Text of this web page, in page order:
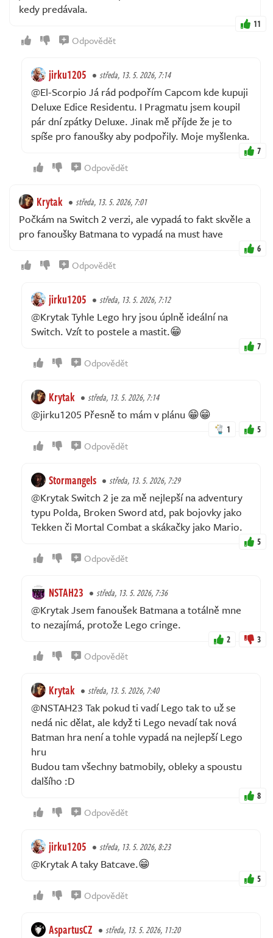
kedy predávala.
11
Odpovědět
jirku1205 středa, 13. 5. 2026, 7:14
@El-Scorpio Já rád podpořím Capcom kde kupuji
Deluxe Edice Residentu. I Pragmatu jsem koupil
pár dní zpátky Deluxe. Jinak mě příjde že je to
spíše pro fanoušky aby podpořily. Moje myšlenka.
7
Odpovědět
Krytak středa, 13. 5. 2026, 7:01
Počkám na Switch 2 verzi, ale vypadá to fakt skvěle a
pro fanoušky Batmana to vypadá na must have
6
Odpovědět
jirku1205 středa, 13. 5. 2026, 7:12
@Krytak Tyhle Lego hry jsou úplně ideální na
Switch. Vzít to postele a mastit.😁
7
Odpovědět
Krytak středa, 13. 5. 2026, 7:14
@jirku1205 Přesně to mám v plánu 😁😁
1 5
Odpovědět
Stormangels středa, 13. 5. 2026, 7:29
@Krytak Switch 2 je za mě nejlepší na adventury
typu Polda, Broken Sword atd, pak bojovky jako
Tekken či Mortal Combat a skákačky jako Mario.
5
Odpovědět
NSTAH23 středa, 13. 5. 2026, 7:36
@Krytak Jsem fanoušek Batmana a totálně mne
to nezajímá, protože Lego cringe.
2 3
Odpovědět
Krytak středa, 13. 5. 2026, 7:40
@NSTAH23 Tak pokud ti vadí Lego tak to už se
nedá nic dělat, ale když ti Lego nevadí tak nová
Batman hra není a tohle vypadá na nejlepší Lego
hru
Budou tam všechny batmobily, obleky a spoustu
dalšího :D
8
Odpovědět
jirku1205 středa, 13. 5. 2026, 8:23
@Krytak A taky Batcave.😁
5
Odpovědět
AspartusCZ středa, 13. 5. 2026, 11:20